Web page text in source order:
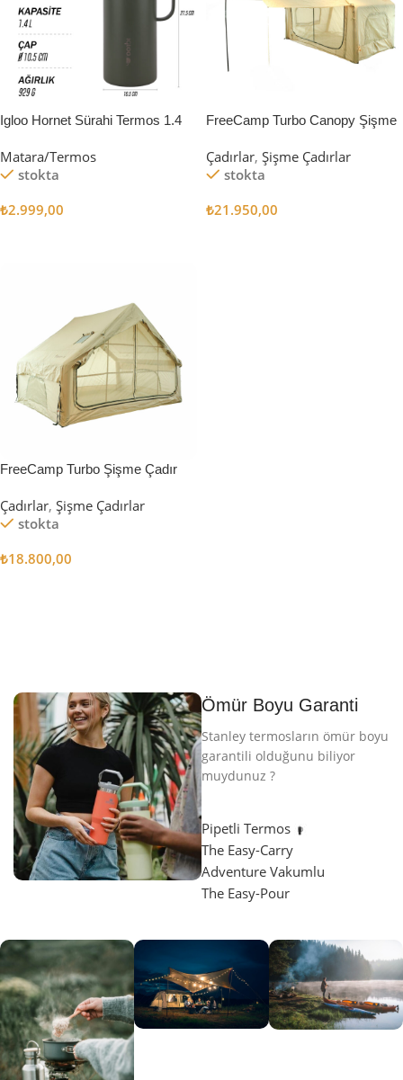
Igloo Hornet Sürahi Termos 1.4
Matara/Termos
stokta
₺2.999,00
FreeCamp Turbo Canopy Şişme
Çadırlar, Şişme Çadırlar
stokta
₺21.950,00
FreeCamp Turbo Şişme Çadır
Çadırlar, Şişme Çadırlar
stokta
₺18.800,00
Ömür Boyu Garanti
Stanley termosların ömür boyu
garantili olduğunu biliyor
muydunuz ?
Pipetli Termos
The Easy-Carry
Adventure Vakumlu
The Easy-Pour